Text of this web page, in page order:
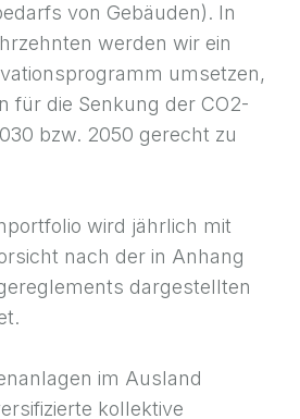
von Gebäuden). In
werden wir ein
umsetzen,
für die Senkung der CO2-
bzw. 2050 gerecht zu
wird jährlich mit
nach der in Anhang
dargestellten
im Ausland
kollektive